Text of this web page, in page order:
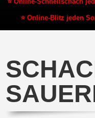
⭐ Online-Blitz jeden